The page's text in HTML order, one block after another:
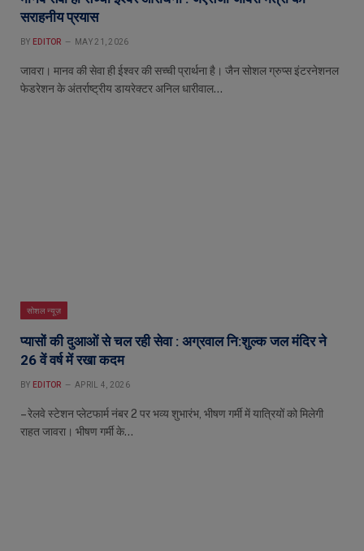
सराहनीय प्रयास
BY EDITOR MAY 21, 2026
जावरा। मानव की सेवा ही ईश्वर की सच्ची प्रार्थना है। जैन सोशल ग्रुप्स इंटरनेशनल
फेडरेशन के अंतर्राष्ट्रीय डायरेक्टर अनिल धारीवाल…
सोशल न्यूज़
प्यासों की दुआओं से चल रही सेवा : अग्रवाल नि:शुल्क जल मंदिर ने
26 वें वर्ष में रखा कदम
BY EDITOR APRIL 4, 2026
– रेलवे स्टेशन प्लेटफार्म नंबर 2 पर भव्य शुभारंभ, भीषण गर्मी में यात्रियों को मिलेगी
राहत जावरा। भीषण गर्मी के…